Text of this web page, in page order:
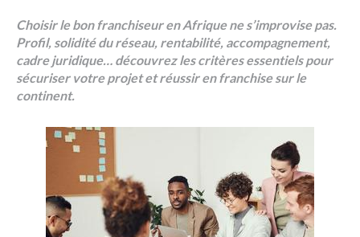
Choisir le bon franchiseur en Afrique ne s’improvise pas.
Profil, solidité du réseau, rentabilité, accompagnement,
cadre juridique… découvrez les critères essentiels pour
sécuriser votre projet et réussir en franchise sur le
continent.